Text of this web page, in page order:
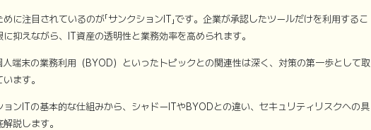
に注目されているのが「サンクションIT」です。企業が承認したツールだけを利用するこ
抑えながら、IT資産の透明性と業務効率を高められます。
端末の業務利用（BYOD）といったトピックとの関連性は深く、対策の第一歩として取
ます。
ョンITの基本的な仕組みから、シャドーITやBYODとの違い、セキュリティリスクへの具
説します。